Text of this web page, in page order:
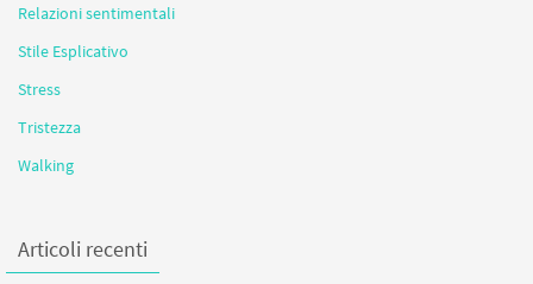
Relazioni sentimentali
Stile Esplicativo
Stress
Tristezza
Walking
Articoli recenti